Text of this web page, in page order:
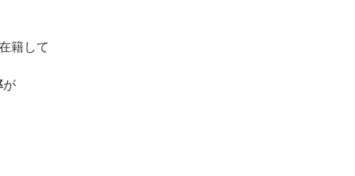
籍して
が